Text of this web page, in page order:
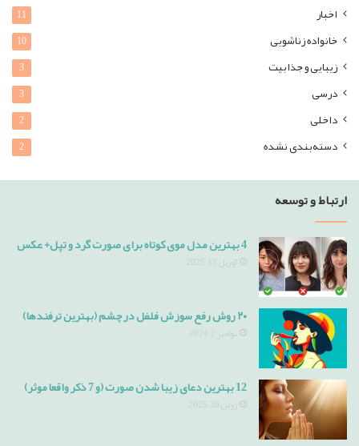
اخبار 11
خانواده زناشویی 10
زیبایی و جذابیت 3
درسی 3
داخلی 2
دسته‌بندی نشده 2
ارتباط و توسعه
4 بهترین مدل موی کوتاه برای صورت گرد و تپل+ عکس
آوریل 13, 2025
۲۰ روش رفع سوزش فلفل در چشم (بهترین ترفندها)
نوامبر 2, 2024
12 بهترین دعای زیبا شدن صورت (و 7 ذکر واقعا موثر)
ژوئن 28, 2025